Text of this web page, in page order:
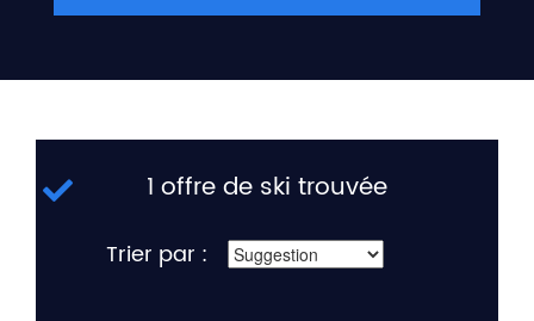
1 offre de ski trouvée
Trier par :